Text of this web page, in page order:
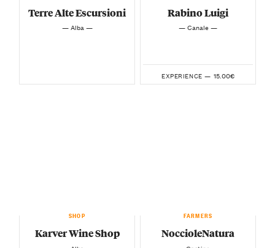
Terre Alte Escursioni
— Alba —
Rabino Luigi
— Canale —
EXPERIENCE — 15.00€
SHOP
Karver Wine Shop
FARMERS
NoccioleNatura